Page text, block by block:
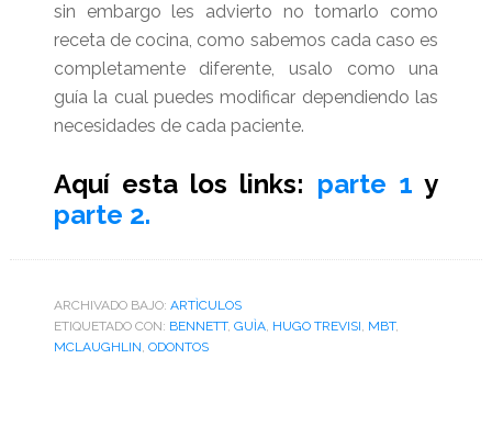
sin embargo les advierto no tomarlo como
receta de cocina, como sabemos cada caso es
completamente diferente, usalo como una
guía la cual puedes modificar dependiendo las
necesidades de cada paciente.
Aquí esta los links: parte 1y
parte 2.
ARCHIVADO BAJO: ARTÌCULOS
ETIQUETADO CON: BENNETT, GUÌA, HUGO TREVISI, MBT,
MCLAUGHLIN, ODONTOS